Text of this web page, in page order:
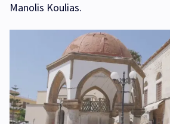
Manolis Koulias.